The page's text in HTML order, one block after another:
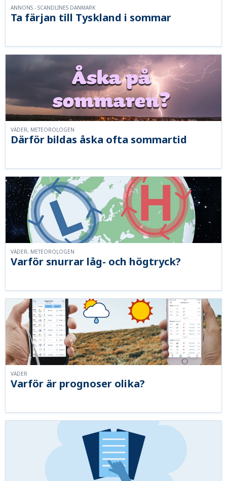
Ta färjan till Tyskland i sommar
ANNONS - SCANDLINES DANMARK
Därför bildas åska ofta sommartid
VÄDER, METEOROLOGEN
Varför snurrar låg- och högtryck?
VÄDER, METEOROLOGEN
Varför är prognoser olika?
VÄDER